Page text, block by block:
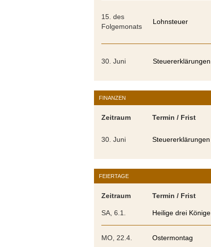
15. des
Folgemonats
Lohnsteuer
30. Juni Steuererklärungen
FINANZEN
Zeitraum Termin / Frist
30. Juni Steuererklärungen
FEIERTAGE
Zeitraum Termin / Frist
SA, 6.1. Heilige drei Könige
MO, 22.4. Ostermontag